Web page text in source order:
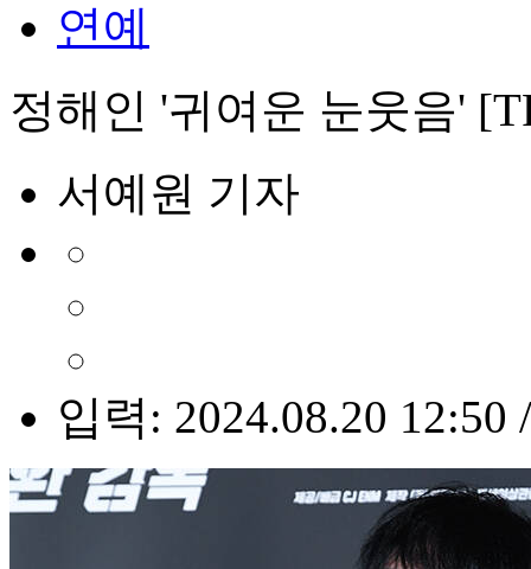
연예
정해인 '귀여운 눈웃음'
서예원 기자
입력: 2024.08.20 12:50